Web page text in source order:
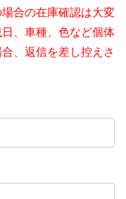
合の在庫確認は大変
、車種、色など個体
、返信を差し控えさ